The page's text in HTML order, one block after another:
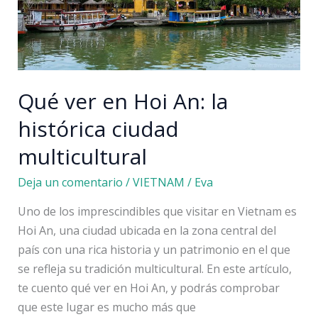
Vietnam
Qué ver en Hoi An: la
histórica ciudad
multicultural
Deja un comentario /VIETNAM / Eva
Uno de los imprescindibles que visitar en Vietnam es
Hoi An, una ciudad ubicada en la zona central del
país con una rica historia y un patrimonio en el que
se refleja su tradición multicultural. En este artículo,
te cuento qué ver en Hoi An, y podrás comprobar
que este lugar es mucho más que